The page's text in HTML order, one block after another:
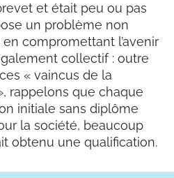
et était peu ou pas
un problème non
compromettant l’avenir
collectif : outre
« vaincus de la
rappelons que chaque
initiale sans diplôme
la société, beaucoup
obtenu une qualification.